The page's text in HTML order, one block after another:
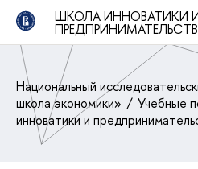
ШКОЛА ИННОВАТИКИ
Национальный
школа экономики»
Учебные
инноватики и